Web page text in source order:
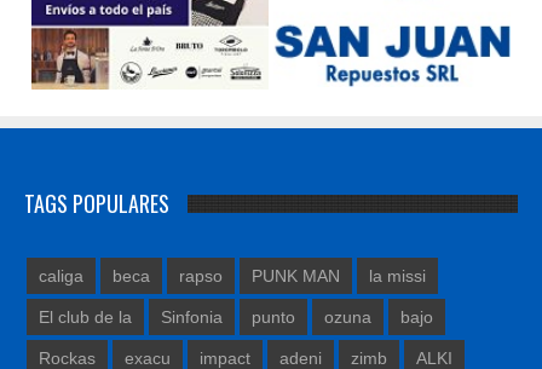
TAGS POPULARES
caliga beca rapso PUNK MAN la missi
El club de la Sinfonia punto ozuna bajo
Rockas exacu impact adeni zimb ALKI